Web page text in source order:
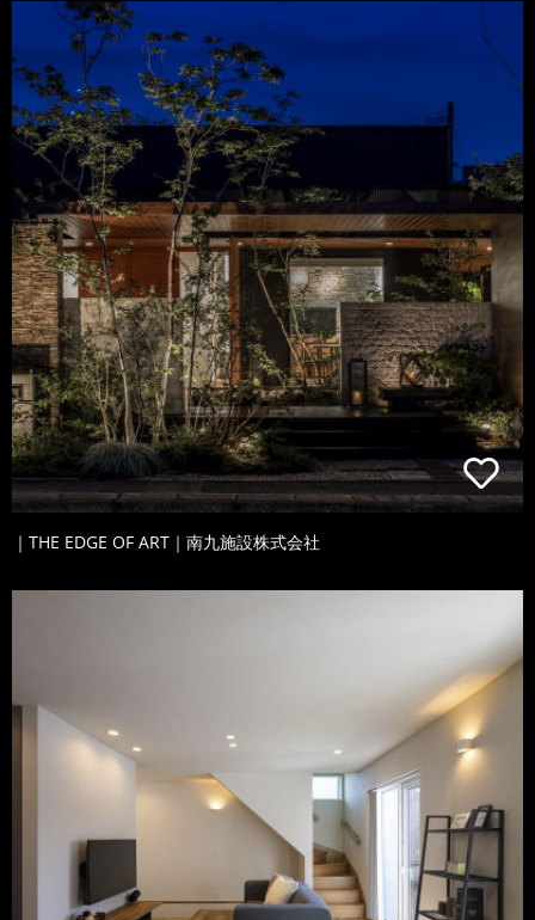
｜THE EDGE OF ART｜南九施設株式会社